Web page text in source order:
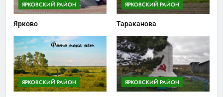
ЯРКОВСКИЙ РАЙОН
Ярково
ЯРКОВСКИЙ РАЙОН
Тараканова
ЯРКОВСКИЙ РАЙОН ЯРКОВСКИЙ РАЙОН